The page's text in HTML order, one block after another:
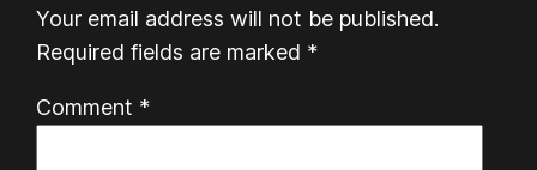
Your email address will not be published.
Required fields are marked *
Comment *